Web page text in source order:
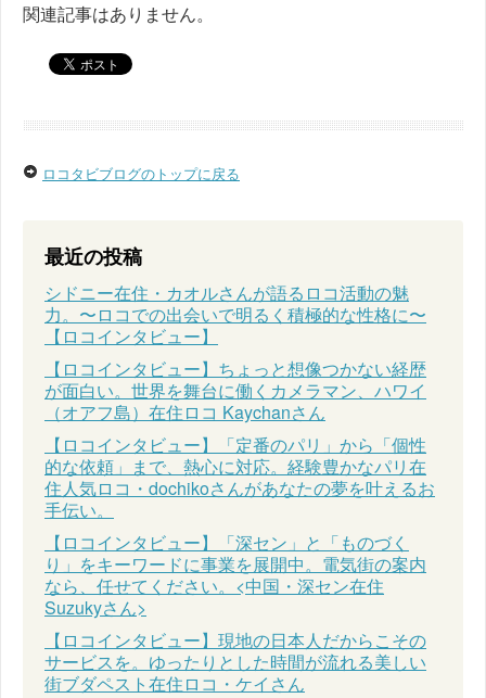
関連記事はありません。
ロコタビブログのトップに戻る
最近の投稿
シドニー在住・カオルさんが語るロコ活動の魅
力。〜ロコでの出会いで明るく積極的な性格に〜
【ロコインタビュー】
【ロコインタビュー】ちょっと想像つかない経歴
が面白い。世界を舞台に働くカメラマン、ハワイ
（オアフ島）在住ロコ Kaychanさん
【ロコインタビュー】「定番のパリ」から「個性
的な依頼」まで、熱心に対応。経験豊かなパリ在
住人気ロコ・dochikoさんがあなたの夢を叶えるお
手伝い。
【ロコインタビュー】「深セン」と「ものづく
り」をキーワードに事業を展開中。電気街の案内
なら、任せてください。<中国・深セン在住
Suzukyさん>
【ロコインタビュー】現地の日本人だからこその
サービスを。ゆったりとした時間が流れる美しい
街ブダペスト在住ロコ・ケイさん